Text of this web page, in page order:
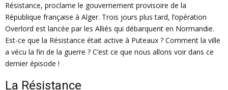
Résistance, proclame le gouvernement provisoire de la
République française à Alger. Trois jours plus tard, l’opération
Overlord est lancée par les Alliés qui débarquent en Normandie.
Est-ce que la Résistance était active à Puteaux ? Comment la ville
a vécu la fin de la guerre ? C’est ce que nous allons voir dans ce
dernier épisode !
La Résistance